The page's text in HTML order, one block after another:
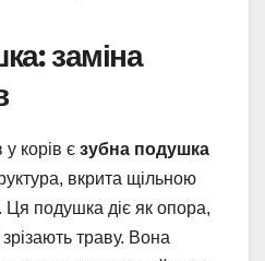
заміна
у корів є зубна подушка
вкрита щільною
подушка діє як опора,
зрізають траву. Вона